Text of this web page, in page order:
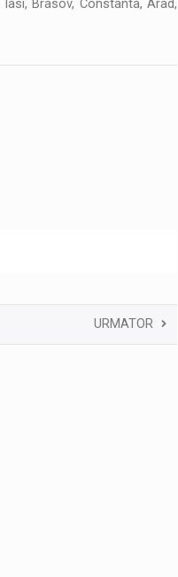
Brasov, Constanta, Arad,
URMATOR